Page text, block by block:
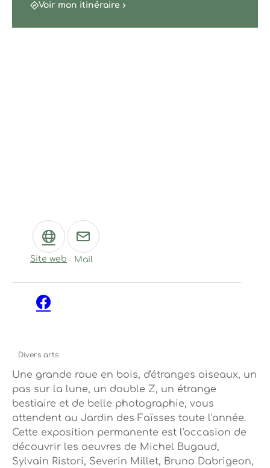
Divers arts
Une grande roue en bois, d'étranges oiseaux, un
pas sur la lune, un double Z, un étrange
bestiaire et de belle photographie, vous
attendent au Jardin des Faïsses toute l'année.
Cette exposition permanente est l'occasion de
découvrir les oeuvres de Michel Bugaud,
Sylvain Ristori, Severin Millet, Bruno Dabrigeon,
Voir mon itinéraire
Site web Mail
Facebook